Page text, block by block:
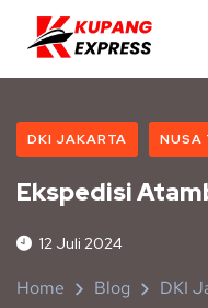
DKI JAKARTA NUSA
Ekspedisi
12 Juli 2024
Home Blog
DKI